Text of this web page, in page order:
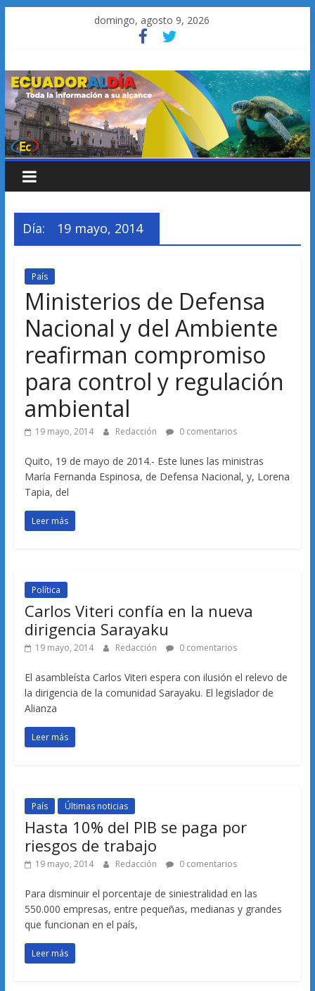
domingo, agosto 9, 2026
Día: 19 mayo, 2014
País
Ministerios de Defensa
Nacional y del Ambiente
reafirman compromiso
para control y regulación
ambiental
19 mayo, 2014 Redacción 0 comentarios
Quito, 19 de mayo de 2014.- Este lunes las ministras
María Fernanda Espinosa, de Defensa Nacional, y, Lorena
Tapia, del
Leer más
Política
Carlos Viteri confía en la nueva
dirigencia Sarayaku
19 mayo, 2014 Redacción 0 comentarios
El asambleísta Carlos Viteri espera con ilusión el relevo de
la dirigencia de la comunidad Sarayaku. El legislador de
Alianza
Leer más
País Últimas noticias
Hasta 10% del PIB se paga por
riesgos de trabajo
19 mayo, 2014 Redacción 0 comentarios
Para disminuir el porcentaje de siniestralidad en las
550.000 empresas, entre pequeñas, medianas y grandes
que funcionan en el país,
Leer más